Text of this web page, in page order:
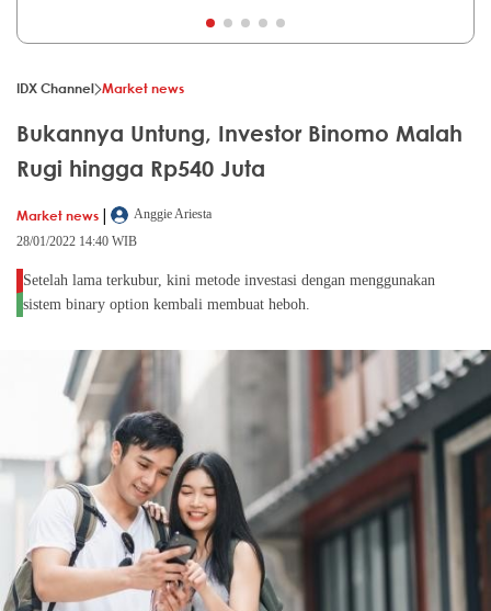
IDX Channel Market news
Bukannya Untung, Investor Binomo Malah
Rugi hingga Rp540 Juta
Market news |
Anggie Ariesta
28/01/2022 14:40 WIB
Setelah lama terkubur, kini metode investasi dengan menggunakan
sistem binary option kembali membuat heboh.